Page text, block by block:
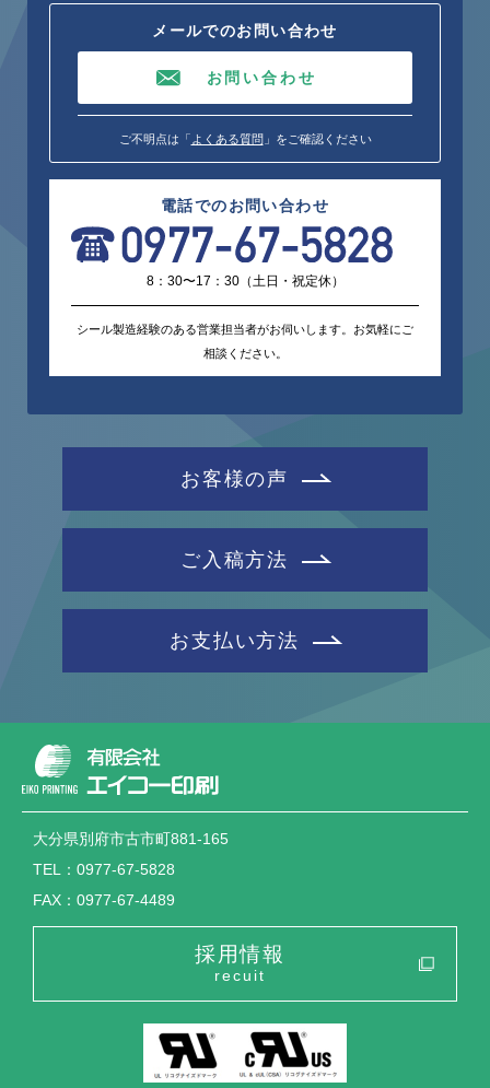
メールでのお問い合わせ
お問い合わせ
ご不明点は「 よくある質問 」をご確認ください
電話でのお問い合わせ
8：30〜17：30（土日・祝定休）
シール製造経験のある営業担当者がお伺いします。お気軽にご
相談ください。
お客様の声
ご入稿方法
お支払い方法
大分県別府市古市町881-165
TEL：0977-67-5828
FAX：0977-67-4489
採用情報
recuit